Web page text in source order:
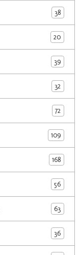
38
20
39
32
72
109
168
56
63
36